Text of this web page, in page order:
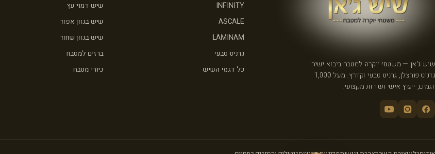
שיש ג'אן — משטחי יוקרה למטבח ביבוא ישיר:
גרניט פורצלן, גרניט טבעי וקוורץ. מעל 1,000
דגמים, ייעוץ אישי ושירות מקצועי.
INFINITY
ASCALE
LAMINAM
גרניט טבעי
כל דגמי השיש
שיש דמוי עץ
שיש בגוון אפור
שיש בגוון שחור
ברזים למטבח
כיורי מטבח